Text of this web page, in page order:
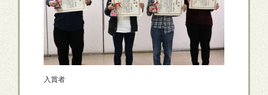
入賞者